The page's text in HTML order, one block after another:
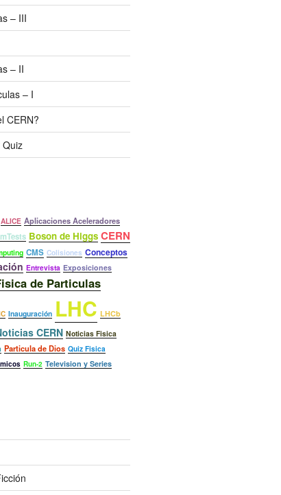
– III
– II
– I
CERN?
ALICE Aplicaciones Aceleradores
Boson de Higgs CERN
CMS Colisiones Conceptos
Entrevista Exposiciones
de Particulas
Inauguración LHC LHCb
CERN Noticias Fisica
Particula de Dios Quiz Fisica
Run-2 Television y Series